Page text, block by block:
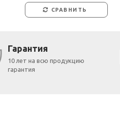
СРАВНИТЬ
Гарантия
10 лет на всю продукцию
гарантия